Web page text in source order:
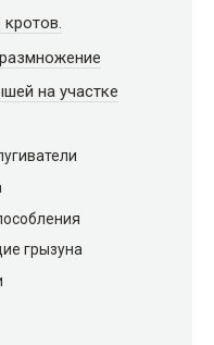
на участке
грызуна